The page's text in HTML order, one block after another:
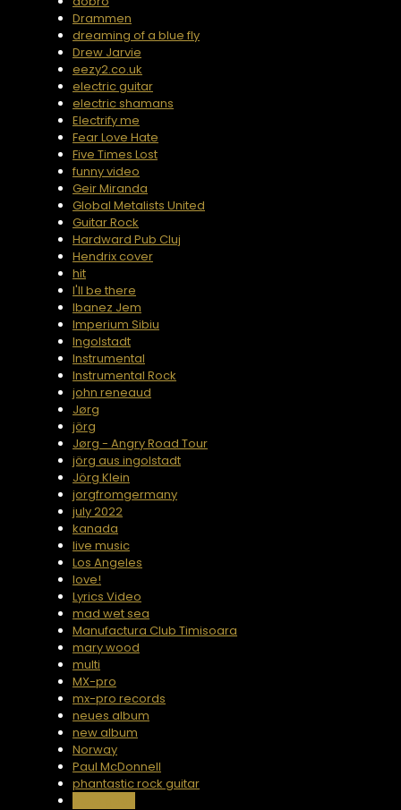
Drammen
dreaming of a blue fly
Drew Jarvie
eezy2.co.uk
electric guitar
electric shamans
Electrify me
Fear Love Hate
Five Times Lost
funny video
Geir Miranda
Global Metalists United
Guitar Rock
Hardward Pub Cluj
Hendrix cover
hit
I'll be there
Ibanez Jem
Imperium Sibiu
Ingolstadt
Instrumental
Instrumental Rock
john reneaud
Jørg
jörg
Jørg - Angry Road Tour
jörg aus ingolstadt
Jörg Klein
jorgfromgermany
july 2022
kanada
live music
Los Angeles
love!
Lyrics Video
mad wet sea
Manufactura Club Timisoara
mary wood
multi
MX-pro
mx-pro records
neues album
new album
Norway
Paul McDonnell
phantastic rock guitar